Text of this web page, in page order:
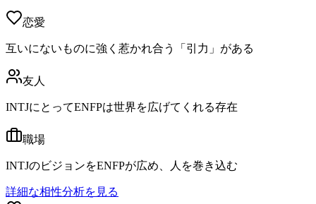
恋愛
互いにないものに強く惹かれ合う「引力」がある
友人
INTJにとってENFPは世界を広げてくれる存在
職場
INTJのビジョンをENFPが広め、人を巻き込む
詳細な相性分析を見る